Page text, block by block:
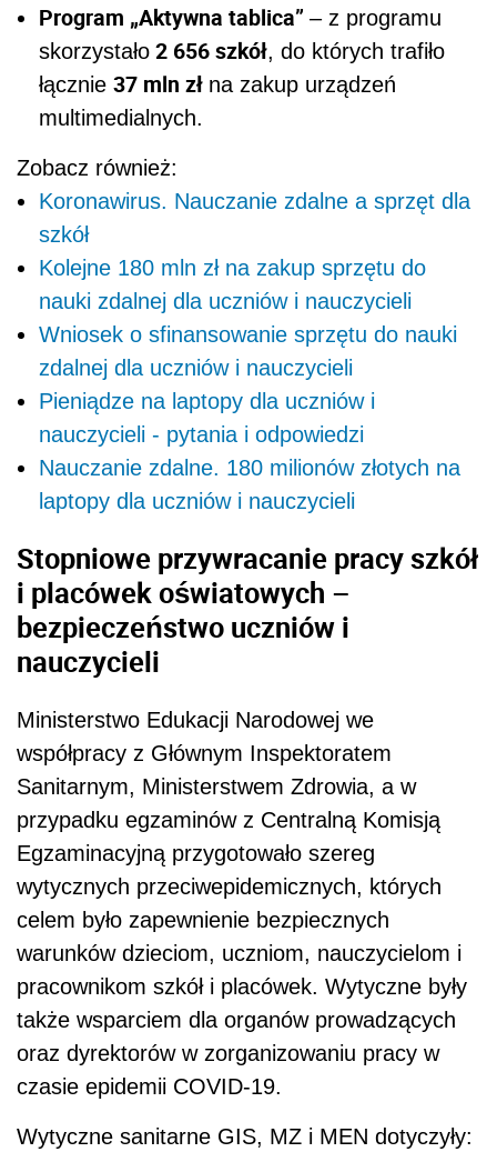
Program „Aktywna tablica” – z programu
skorzystało 2 656 szkół, do których trafiło
łącznie 37 mln zł na zakup urządzeń
multimedialnych.
Zobacz również:
Koronawirus. Nauczanie zdalne a sprzęt dla
szkół
Kolejne 180 mln zł na zakup sprzętu do
nauki zdalnej dla uczniów i nauczycieli
Wniosek o sfinansowanie sprzętu do nauki
zdalnej dla uczniów i nauczycieli
Pieniądze na laptopy dla uczniów i
nauczycieli - pytania i odpowiedzi
Nauczanie zdalne. 180 milionów złotych na
laptopy dla uczniów i nauczycieli
Stopniowe przywracanie pracy szkół
i placówek oświatowych –
bezpieczeństwo uczniów i
nauczycieli
Ministerstwo Edukacji Narodowej we
współpracy z Głównym Inspektoratem
Sanitarnym, Ministerstwem Zdrowia, a w
przypadku egzaminów z Centralną Komisją
Egzaminacyjną przygotowało szereg
wytycznych przeciwepidemicznych, których
celem było zapewnienie bezpiecznych
warunków dzieciom, uczniom, nauczycielom i
pracownikom szkół i placówek. Wytyczne były
także wsparciem dla organów prowadzących
oraz dyrektorów w zorganizowaniu pracy w
czasie epidemii COVID-19.
Wytyczne sanitarne GIS, MZ i MEN dotyczyły: